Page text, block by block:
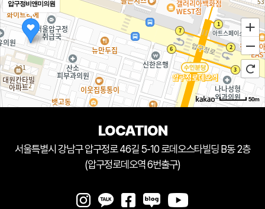
LOCATION
압구정비앤미의원
50m
서울특별시 강남구 압구정로 46길 5-10 로데오스타빌딩 B동 2층
(압구정로데오역 6번출구)